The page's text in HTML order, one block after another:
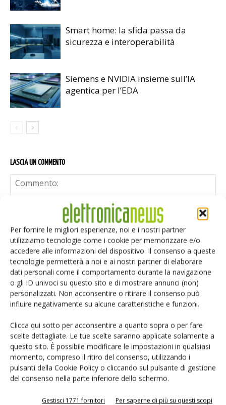
Per fornire le migliori esperienze, noi e i nostri partner
utilizziamo tecnologie come i cookie per memorizzare e/o
accedere alle informazioni del dispositivo. Il consenso a queste
tecnologie permetterà a noi e ai nostri partner di elaborare
dati personali come il comportamento durante la navigazione
o gli ID univoci su questo sito e di mostrare annunci (non)
personalizzati. Non acconsentire o ritirare il consenso può
influire negativamente su alcune caratteristiche e funzioni.
Clicca qui sotto per acconsentire a quanto sopra o per fare
scelte dettagliate. Le tue scelte saranno applicate solamente a
questo sito. È possibile modificare le impostazioni in qualsiasi
momento, compreso il ritiro del consenso, utilizzando i
pulsanti della Cookie Policy o cliccando sul pulsante di gestione
del consenso nella parte inferiore dello schermo.
Gestisci 1771 fornitori Per saperne di più su questi scopi
Smart home: la sfida passa da
sicurezza e interoperabilità
Siemens e NVIDIA insieme sull’IA
agentica per l’EDA
LASCIA UN COMMENTO
Salva il mio nome, email e sito web in questo browser per i
prossimi commenti.